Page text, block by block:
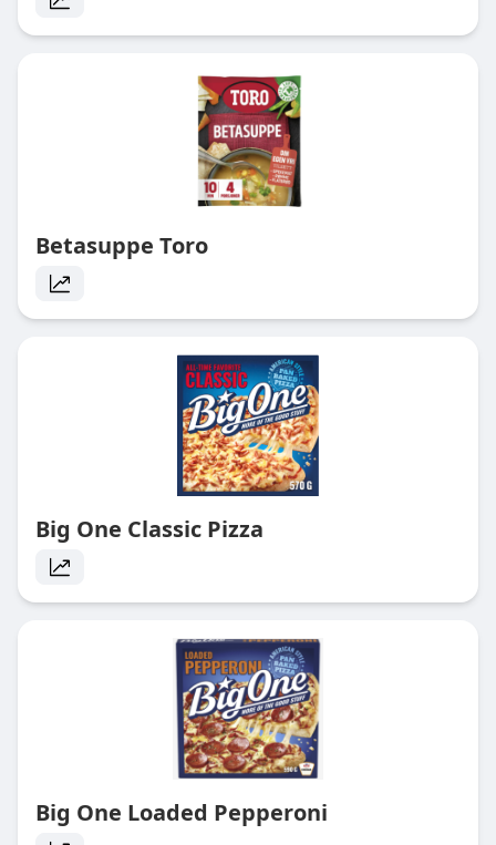
Betasuppe Toro
Big One Classic Pizza
Big One Loaded Pepperoni